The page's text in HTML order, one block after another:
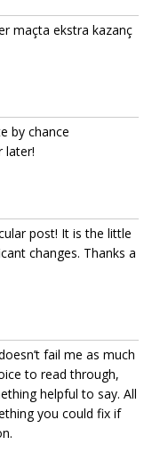
maçta ekstra kazanç
by chance
later!
post! It is the little
changes. Thanks a
fail me as much
to read through,
helpful to say. All
you could fix if